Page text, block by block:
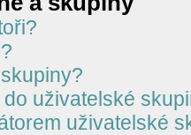
uživatelské
uživatelské